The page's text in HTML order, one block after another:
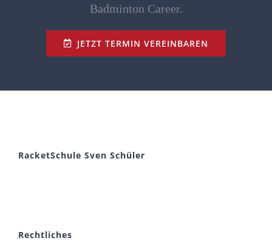
Badminton Career.
JETZT TERMIN VEREINBAREN
RacketSchule Sven Schüler
Rechtliches